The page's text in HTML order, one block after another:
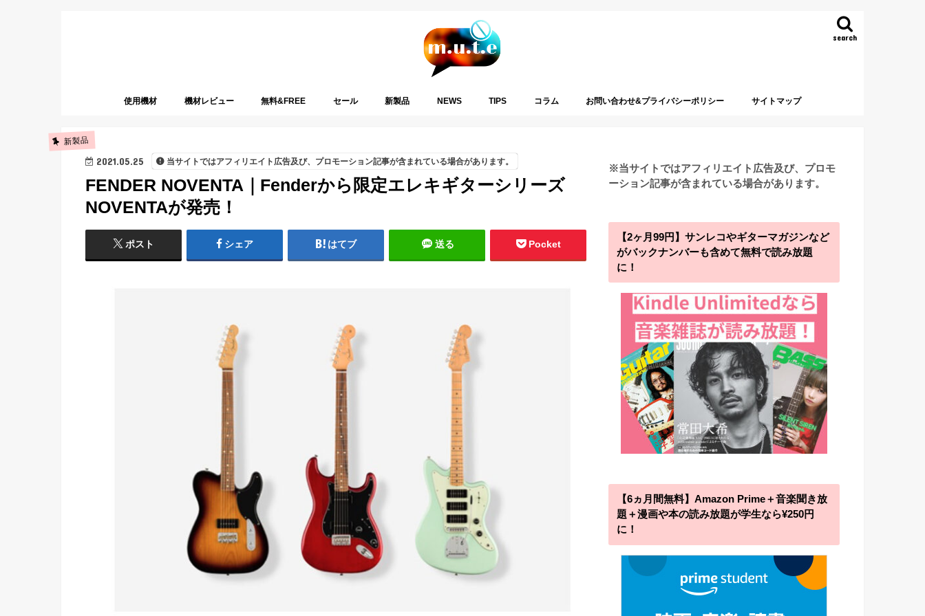
search
使用機材 機材レビュー 無料&FREE セール 新製品 NEWS TIPS コラム お問い合わせ&プライバシーポリシー サイトマップ
新製品
2021.05.25 当サイトではアフィリエイト広告及び、プロモーション記事が含まれている場合があります。
FENDER NOVENTA｜Fenderから限定エレキギターシリーズ
NOVENTAが発売！
ポスト シェア はてブ 送る Pocket
※当サイトではアフィリエイト広告及び、プロモ
ーション記事が含まれている場合があります。
【2ヶ月99円】サンレコやギターマガジンなど
がバックナンバーも含めて無料で読み放題
に！
【6ヵ月間無料】Amazon Prime＋音楽聞き放
題＋漫画や本の読み放題が学生なら¥250円
に！